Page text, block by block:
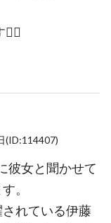
(ID:114407)
彼女と聞かせて
。
れている伊藤